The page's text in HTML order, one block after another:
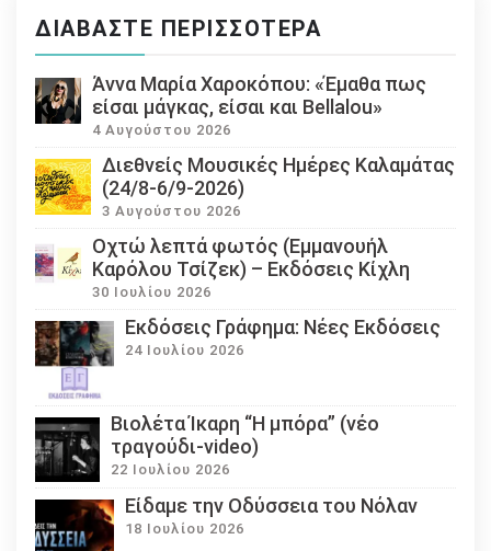
ΔΙΑΒΆΣΤΕ ΠΕΡΙΣΣΌΤΕΡΑ
Άννα Μαρία Χαροκόπου: «Έμαθα πως
είσαι μάγκας, είσαι και Bellalou»
4 Αυγούστου 2026
Διεθνείς Μουσικές Ημέρες Καλαμάτας
(24/8-6/9-2026)
3 Αυγούστου 2026
Οχτώ λεπτά φωτός (Εμμανουήλ
Καρόλου Τσίζεκ) – Εκδόσεις Κίχλη
30 Ιουλίου 2026
Εκδόσεις Γράφημα: Νέες Εκδόσεις
24 Ιουλίου 2026
Βιολέτα Ίκαρη “Η μπόρα” (νέο
τραγούδι-video)
22 Ιουλίου 2026
Eίδαμε την Οδύσσεια του Νόλαν
18 Ιουλίου 2026